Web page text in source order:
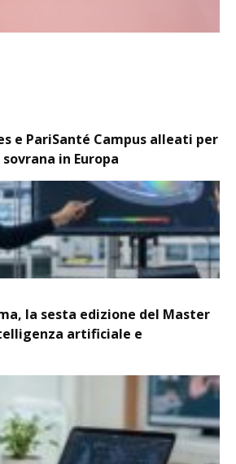
e PariSanté Campus alleati per
in Europa
la sesta edizione del Master
artificiale e